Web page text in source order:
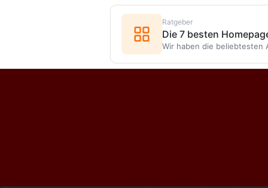
Ratgeber
Die 7 besten
Wir haben die beliebtesten